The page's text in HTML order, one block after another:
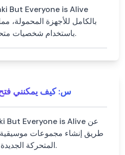
بالكامل للأجهزة المحمولة،
باستخدام شخصيات متحركة على أي حجم شاشة.
س:كيف يمكنني
طريق إنشاء مجموعات
المتحركة الجديدة أثناء استكشافك وتجربتك.